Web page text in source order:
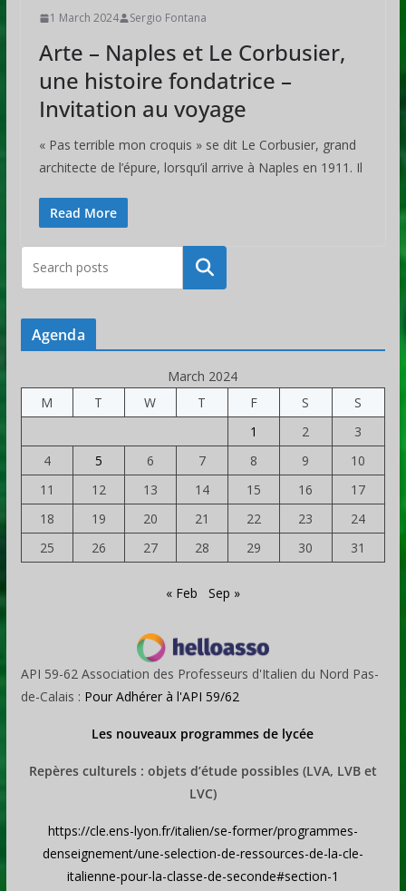
1 March 2024 Sergio Fontana
Arte – Naples et Le Corbusier,
une histoire fondatrice –
Invitation au voyage
« Pas terrible mon croquis » se dit Le Corbusier, grand
architecte de l’épure, lorsqu’il arrive à Naples en 1911. Il
Read More
Rechercher
Agenda
March 2024
M
T W T F S
S
1
2
3
4
5 6 7 8 9
10
11
12 13 14 15 16
17
18
19 20 21 22 23
24
25
26 27 28 29 30 31
« Feb Sep »
API 59-62 Association des Professeurs d'Italien du Nord Pas-
de-Calais : Pour Adhérer à l'API 59/62
Les nouveaux programmes de lycée
Repères culturels : objets d’étude possibles (LVA, LVB et
LVC)
https://cle.ens-lyon.fr/italien/se-former/programmes-
denseignement/une-selection-de-ressources-de-la-cle-
italienne-pour-la-classe-de-seconde#section-1